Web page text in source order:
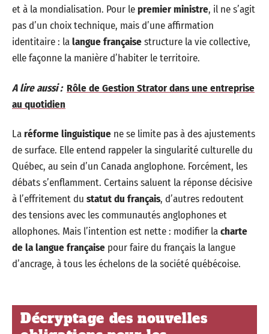
et à la mondialisation. Pour lepremier ministre, il ne s’agit
pas d’un choix technique, mais d’une affirmation
identitaire : lalangue françaisestructure la vie collective,
elle façonne la manière d’habiter le territoire.
A lire aussi : Rôle de Gestion Strator dans une entreprise
au quotidien
Laréforme linguistique ne se limite pas à des ajustements
de surface. Elle entend rappeler la singularité culturelle du
Québec, au sein d’un Canada anglophone. Forcément, les
débats s’enflamment. Certains saluent la réponse décisive
à l’effritement du statut du français, d’autres redoutent
des tensions avec les communautés anglophones et
allophones. Mais l’intention est nette : modifier lacharte
de la langue française pour faire du français la langue
d’ancrage, à tous les échelons de la société québécoise.
Décryptage des nouvelles